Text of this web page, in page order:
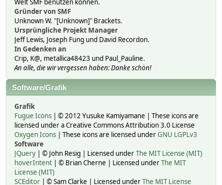
Welt SMF benutzen können.
Gründer von SMF
Unknown W. "[Unknown]" Brackets.
Ursprüngliche Projekt Manager
Jeff Lewis, Joseph Fung und David Recordon.
In Gedenken an
Crip, K@, metallica48423 und Paul_Pauline.
An alle, die wir vergessen haben: Danke schön!
Software/Grafik
Grafik
Fugue Icons | © 2012 Yusuke Kamiyamane | These icons are
licensed under a Creative Commons Attribution 3.0 License
Oxygen Icons | These icons are licensed underGNU LGPLv3
Software
JQuery | © John Resig | Licensed underThe MIT License (MIT)
hoverIntent | © Brian Cherne | Licensed underThe MIT
License (MIT)
SCEditor | © Sam Clarke | Licensed underThe MIT License